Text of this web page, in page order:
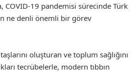
COVID-19 pandemisi sürecinde Türk
ne denli önemli bir görev
oluşturan ve toplum sağlığını
tecrübelerle, modern tıbbın